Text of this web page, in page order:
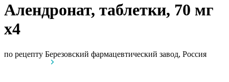
Алендронат, таблетки, 70 мг
x4
по рецепту Березовский фармацевтический завод, Россия